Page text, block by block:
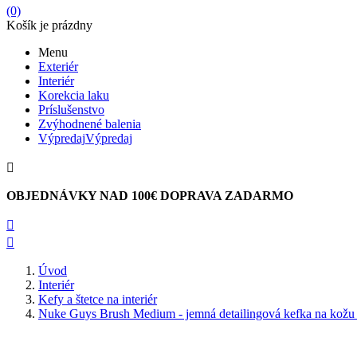
(0)
Košík je prázdny
Menu
Exteriér
Interiér
Korekcia laku
Príslušenstvo
Zvýhodnené balenia
VýpredajVýpredaj

OBJEDNÁVKY NAD 100€ DOPRAVA ZADARMO


Úvod
Interiér
Kefy a štetce na interiér
Nuke Guys Brush Medium - jemná detailingová kefka na kožu